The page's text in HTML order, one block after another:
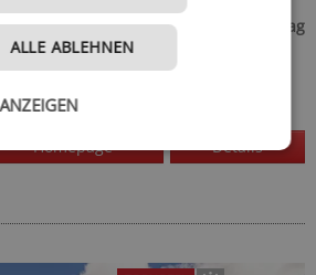
ab155,- € pro Tag
Homepage Details
ALLE ABLEHNEN